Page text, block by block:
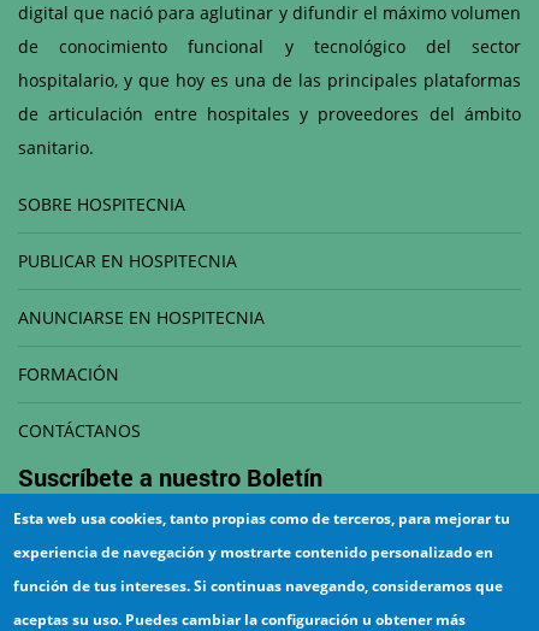
digital que nació para aglutinar y difundir el máximo volumen
de conocimiento funcional y tecnológico del sector
hospitalario, y que hoy es una de las principales plataformas
de articulación entre hospitales y proveedores del ámbito
sanitario.
SOBRE HOSPITECNIA
PUBLICAR EN HOSPITECNIA
ANUNCIARSE EN HOSPITECNIA
FORMACIÓN
CONTÁCTANOS
Suscríbete a nuestro Boletín
Esta web usa cookies, tanto propias como de terceros, para mejorar tu
experiencia de navegación y mostrarte contenido personalizado en
función de tus intereses. Si continuas navegando, consideramos que
aceptas su uso. Puedes cambiar la configuración u obtener más